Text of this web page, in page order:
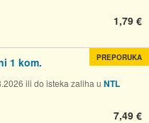
1,79 €
1 kom.
ili do isteka zaliha u NTL
7,49 €
PREPORUKA